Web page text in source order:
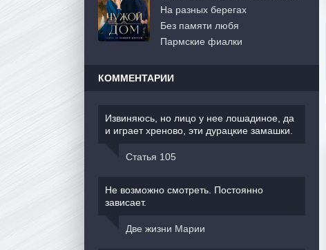
На разных берегах
Без памяти любя
Пармские фиалки
КОММЕНТАРИИ
Извиняюсь, но лицо у нее лошадиное, да
и играет хреново, эти дурацкие замашки.
Статья 105
Не возможно смотреть. Постоянно
зависает.
Две жизни Марии